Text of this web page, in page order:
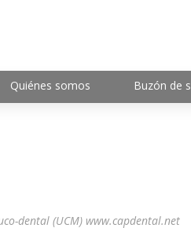
Quiénes somos Buzón de
dental (UCM) www.capdental.net